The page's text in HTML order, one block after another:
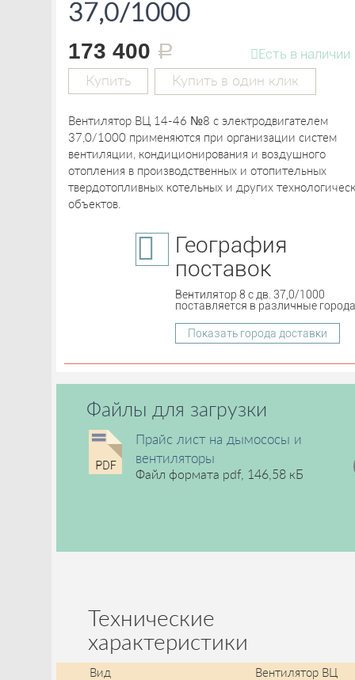
37,0/1000
173 400 руб. Есть в наличии
Купить Купить в один клик
Вентилятор ВЦ 14-46 №8 с электродвигателем
37,0/1000 применяются при организации систем
вентиляции, кондиционирования и воздушного
отопления в производственных и отопительных
твердотопливных котельных и других
объектов.
География
поставок
Вентилятор 8 с дв. 37,0/1000
поставляется в различные
Показать города доставки
Файлы для загрузки
Прайс лист на дымососы и
вентиляторы
Файл формата pdf, 146,58 кБ
Технические
характеристики
Вид Вентилятор ВЦ